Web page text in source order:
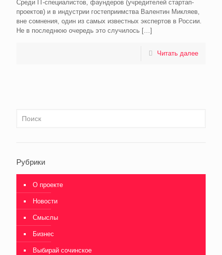
Среди IT-специалистов, фаундеров (учредителей стартап-
проектов) и в индустрии гостеприимства Валентин Микляев,
вне сомнения, один из самых известных экспертов в России.
Не в последнюю очередь это случилось […]
Читать далее
Рубрики
О проекте
Новости
Смыслы
Бизнес
Выбирай сочинское